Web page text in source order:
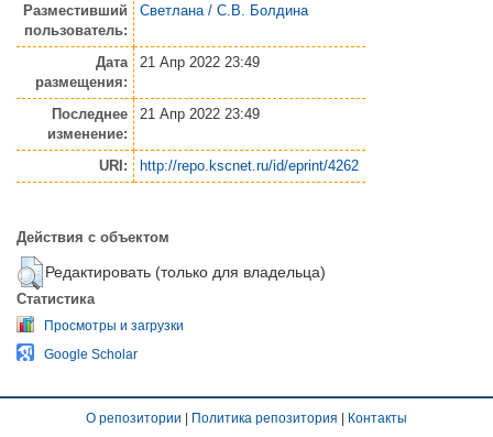
Разместивший
пользователь:
Светлана / С.В. Болдина
Дата
размещения:
21 Апр 2022 23:49
Последнее
изменение:
21 Апр 2022 23:49
URI: http://repo.kscnet.ru/id/eprint/4262
Действия с объектом
Редактировать (только для владельца)
Статистика
Просмотры и загрузки
Google Scholar
О репозитории | Политика репозитория | Контакты